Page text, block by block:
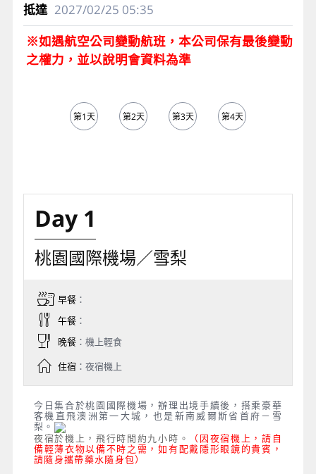
2027/02/25 05:35
※如遇航空公司變動航班，本公司保有最後變動
之權力，並以說明會資料為準
第1天 第2天 第3天 第4天
Day 1
桃園國際機場／雪梨
早餐：
午餐：
晚餐：機上輕食
住宿：夜宿機上
今日集合於桃園國際機場，辦理出境手續後，搭乘豪華
客機直飛澳洲第一大城， 也是新南威爾斯省首府－雪
梨。
夜宿於機上，飛行時間約九小時。
（因夜宿機上，請自
備輕薄衣物以備不時之需，如有配戴隱形眼鏡的貴賓，
請隨身攜帶藥水隨身包）